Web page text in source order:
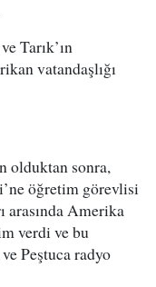
Tarık’ın
vatandaşlığı
olduktan sonra,
öğretim görevlisi
arasında Amerika
verdi ve bu
Peştuca radyo